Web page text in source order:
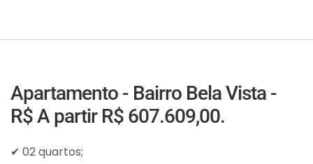
Apartamento - Bairro Bela Vista -
R$ A partir R$ 607.609,00.
✔ 02 quartos;